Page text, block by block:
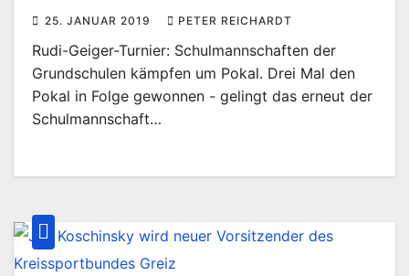
25. JANUAR 2019 PETER REICHARDT
Rudi-Geiger-Turnier: Schulmannschaften der
Grundschulen kämpfen um Pokal. Drei Mal den
Pokal in Folge gewonnen - gelingt das erneut der
Schulmannschaft…